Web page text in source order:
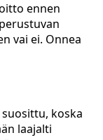
ennen
vai ei. Onnea
koska
laajalti